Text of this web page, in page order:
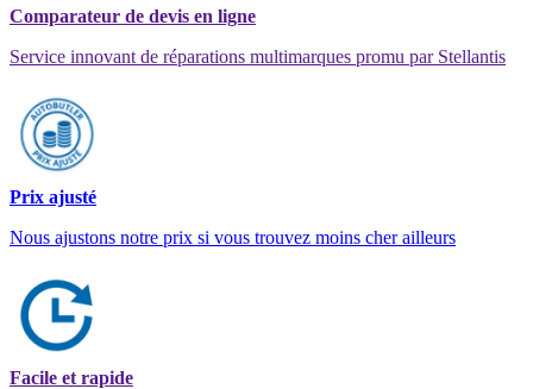
Comparateur de devis en ligne
Service innovant de réparations multimarques promu par Stellantis
Prix ajusté
Nous ajustons notre prix si vous trouvez moins cher ailleurs
Facile et rapide